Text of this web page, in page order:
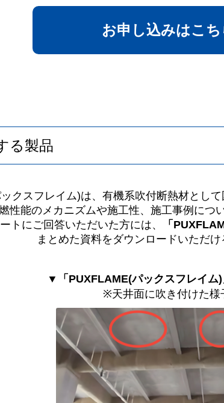
お申し込みはこ
る製品
クスフレイム)は、有機系吹付断熱材とし
性能のメカニズムや施工性、施工事例につ
トにご回答いただいた方には、
「
まとめた資料をダウンロードいただけ
▼「PUXFLAME(パックスフレイム
※天井面に吹き付けた様